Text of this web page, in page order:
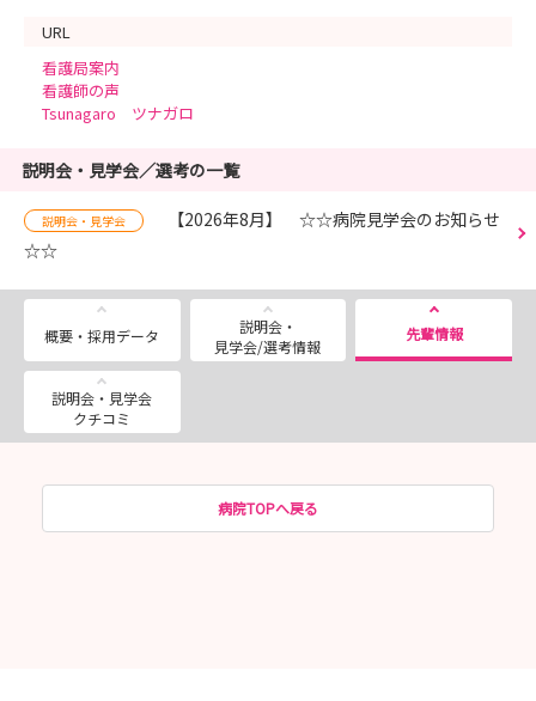
URL
看護局案内
看護師の声
Tsunagaro ツナガロ
説明会・見学会／選考の一覧
説明会・見学会
【2026年8月】 ☆☆病院見学会のお知らせ
☆☆
概要・採用データ
説明会・
見学会/選考情報
先輩情報
説明会・見学会
クチコミ
病院TOPへ戻る